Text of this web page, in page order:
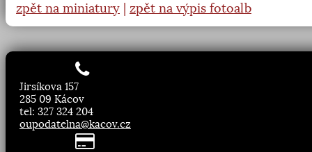
zpět na miniatury zpět na výpis fotoalb
Jirsíkova 157
285 09 Kácov
tel: 327 324 204
oupodatelna@kacov.cz